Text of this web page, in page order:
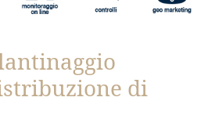
di